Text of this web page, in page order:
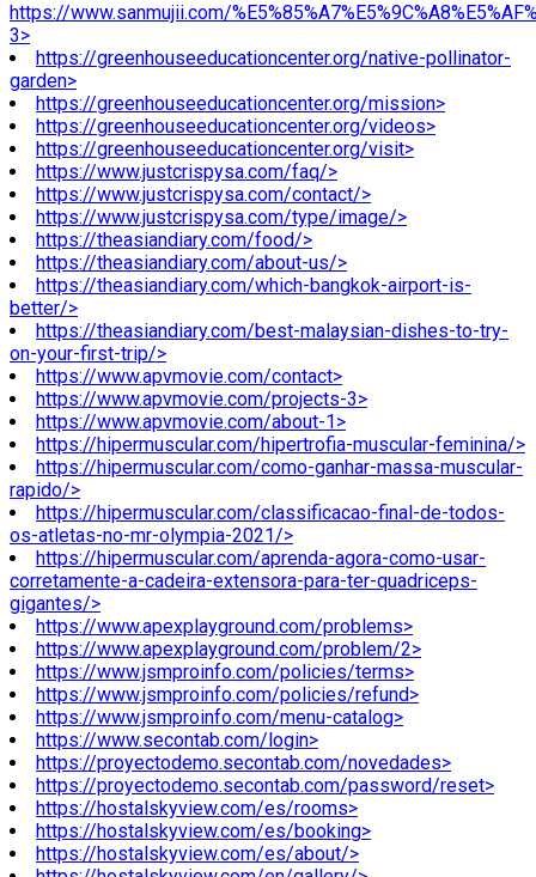
https://www.sanmujii.com/
3>
https://greenhouseeducationcenter.org/native-pollinator-
garden>
https://greenhouseeducationcenter.org/mission>
https://greenhouseeducationcenter.org/videos>
https://greenhouseeducationcenter.org/visit>
https://www.justcrispysa.com/faq/>
https://www.justcrispysa.com/contact/>
https://www.justcrispysa.com/type/image/>
https://theasiandiary.com/food/>
https://theasiandiary.com/about-us/>
https://theasiandiary.com/which-bangkok-airport-is-
better/>
https://theasiandiary.com/best-malaysian-dishes-to-try-
on-your-first-trip/>
https://www.apvmovie.com/contact>
https://www.apvmovie.com/projects-3>
https://www.apvmovie.com/about-1>
https://hipermuscular.com/hipertrofia-muscular-feminina/>
https://hipermuscular.com/como-ganhar-massa-muscular-
rapido/>
https://hipermuscular.com/classificacao-final-de-todos-
os-atletas-no-mr-olympia-2021/>
https://hipermuscular.com/aprenda-agora-como-usar-
corretamente-a-cadeira-extensora-para-ter-quadriceps-
gigantes/>
https://www.apexplayground.com/problems>
https://www.apexplayground.com/problem/2>
https://www.jsmproinfo.com/policies/terms>
https://www.jsmproinfo.com/policies/refund>
https://www.jsmproinfo.com/menu-catalog>
https://www.secontab.com/login>
https://proyectodemo.secontab.com/novedades>
https://proyectodemo.secontab.com/password/reset>
https://hostalskyview.com/es/rooms>
https://hostalskyview.com/es/booking>
https://hostalskyview.com/es/about/>